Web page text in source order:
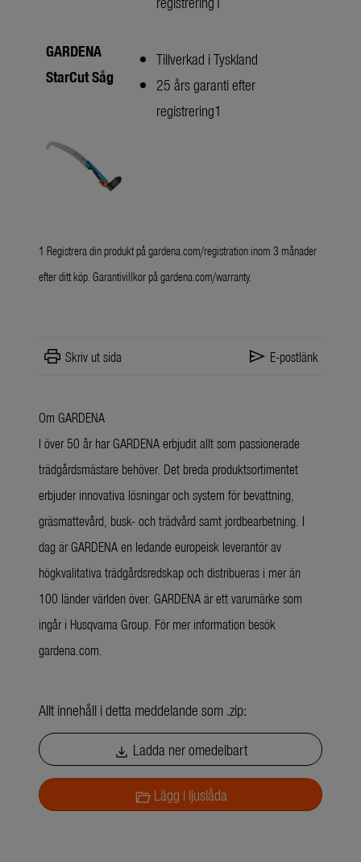
GARDENA
StarCut Såg
Tillverkad i Tyskland
25 års garanti efter
registrering1
1 Registrera din produkt pågardena.com/registration inom 3 månader
efter ditt köp. Garantivillkor pågardena.com/warranty.
print Skriv ut sida send E-postlänk
Om GARDENA
I över 50 år har GARDENA erbjudit allt som passionerade
trädgårdsmästare behöver. Det breda produktsortimentet
erbjuder innovativa lösningar och system för bevattning,
gräsmattevård, busk- och trädvård samt jordbearbetning. I
dag är GARDENA en ledande europeisk leverantör av
högkvalitativa trädgårdsredskap och distribueras i mer än
100 länder världen över. GARDENA är ett varumärke som
ingår i Husqvarna Group. För mer information besök
gardena.com.
Allt innehåll i detta meddelande som .zip:
download Ladda ner omedelbart
folder_openLägg i ljuslåda